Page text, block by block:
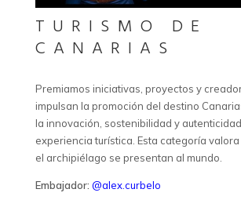
TURISMO DE
CANARIAS
Premiamos iniciativas, proyectos y
impulsan la promoción del destino
la innovación, sostenibilidad y
experiencia turística. Esta categoría
el archipiélago se presentan al mundo.
Embajador: @alex.curbelo